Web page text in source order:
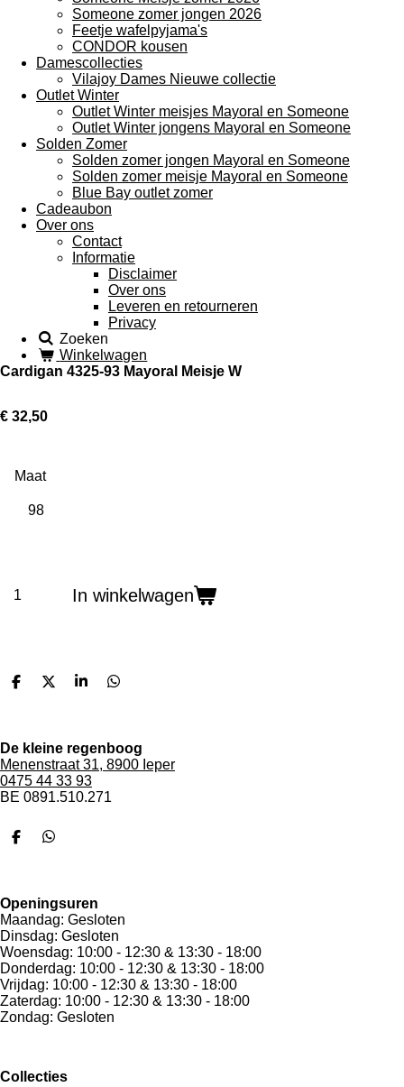
Someone zomer jongen 2026
Feetje wafelpyjama's
CONDOR kousen
Damescollecties
Vilajoy Dames Nieuwe collectie
Outlet Winter
Outlet Winter meisjes Mayoral en Someone
Outlet Winter jongens Mayoral en Someone
Solden Zomer
Solden zomer jongen Mayoral en Someone
Solden zomer meisje Mayoral en Someone
Blue Bay outlet zomer
Cadeaubon
Over ons
Contact
Informatie
Disclaimer
Over ons
Leveren en retourneren
Privacy
Zoeken
Winkelwagen
Cardigan 4325-93 Mayoral Meisje W
€ 32,50
Maat
In winkelwagen
D
n
D
S
e
D
n
De kleine regenboog
Menenstraat 31, 8900 Ieper
0475 44 33 93
BE 0891.510.271
F
b
o
o
k
W
s
A
p
p
Openingsuren
Maandag: Gesloten
Dinsdag: Gesloten
Woensdag: 10:00 - 12:30 & 13:30 - 18:00
Donderdag: 10:00 - 12:30 & 13:30 - 18:00
Vrijdag: 10:00 - 12:30 & 13:30 - 18:00
Zaterdag: 10:00 - 12:30 & 13:30 - 18:00
Zondag: Gesloten
Collecties